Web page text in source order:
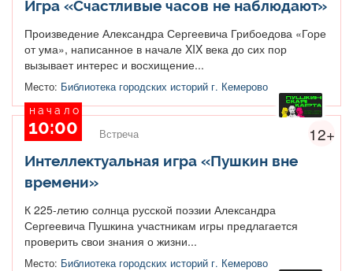
Игра «Счастливые часов не наблюдают»
Произведение Александра Сергеевича Грибоедова «Горе
от ума», написанное в начале XIX века до сих пор
вызывает интерес и восхищение...
Место: Библиотека городских историй г. Кемерово
12+
начало
10:00 Встреча
Интеллектуальная игра «Пушкин вне
времени»
К 225-летию солнца русской поэзии Александра
Сергеевича Пушкина участникам игры предлагается
проверить свои знания о жизни...
Место: Библиотека городских историй г. Кемерово